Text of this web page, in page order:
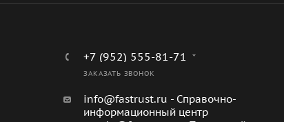
+7 (952) 555-81-71
ЗАКАЗАТЬ ЗВОНОК
info@fastrust.ru - Справочно-
информационный центр